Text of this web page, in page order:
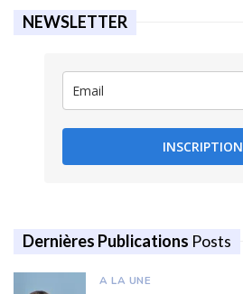
NEWSLETTER
INSCRIPTION
Dernières Publications Posts
A LA UNE